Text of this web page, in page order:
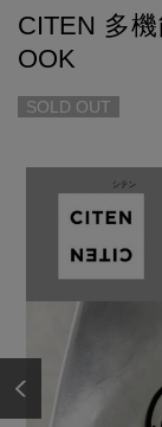
CITEN 多
OOK
SOLD OUT